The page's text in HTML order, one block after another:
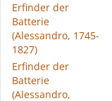
Erfinder der
Batterie
(Alessandro, 1745-
1827)
Erfinder der
Batterie
(Alessandro,